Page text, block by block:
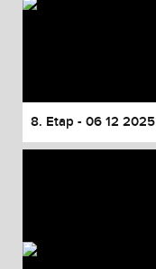
8. Etap - 06 12 2025